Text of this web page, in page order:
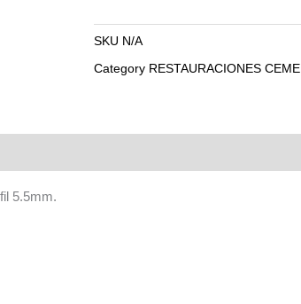
RECTO
quantity
SKU N/A
Category RESTAURACIONES
5.5mm.